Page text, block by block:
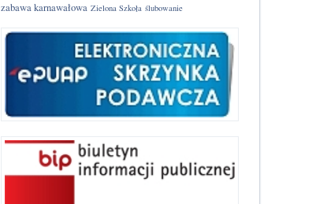
zabawa karnawałowa Zielona Szkoła ślubowanie